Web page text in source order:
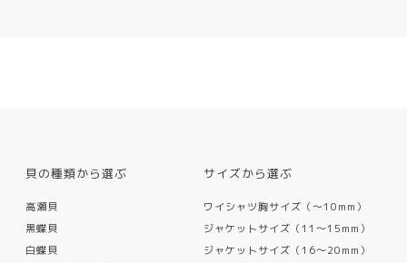
貝の種類から選ぶ
高瀬貝
黒蝶貝
白蝶貝
サイズから選ぶ
ワイシャツ胸サイズ（〜10mm）
ジャケットサイズ（11〜15mm）
ジャケットサイズ（16〜20mm）